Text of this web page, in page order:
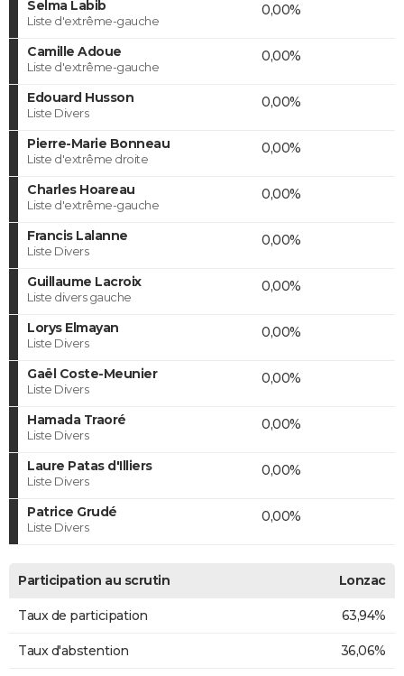
Selma Labib
Liste d'extrême-gauche
0,00%
Camille Adoue
Liste d'extrême-gauche
0,00%
Edouard Husson
Liste Divers
0,00%
Pierre-Marie Bonneau
Liste d'extrême droite
0,00%
Charles Hoareau
Liste d'extrême-gauche
0,00%
Francis Lalanne
Liste Divers
0,00%
Guillaume Lacroix
Liste divers gauche
0,00%
Lorys Elmayan
Liste Divers
0,00%
Gaël Coste-Meunier
Liste Divers
0,00%
Hamada Traoré
Liste Divers
0,00%
Laure Patas d'Illiers
Liste Divers
0,00%
Patrice Grudé
Liste Divers
0,00%
Participation au scrutin Lonzac
Taux de participation 63,94%
Taux d'abstention 36,06%